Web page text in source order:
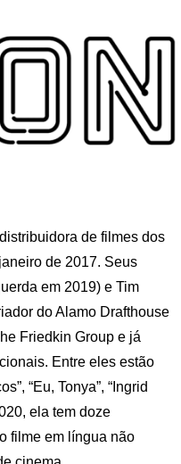
de filmes dos
de 2017. Seus
em 2019) e Tim
do Alamo Drafthouse
Friedkin Group e já
Entre eles estão
“Eu, Tonya”, “Ingrid
ela tem doze
filme em língua não